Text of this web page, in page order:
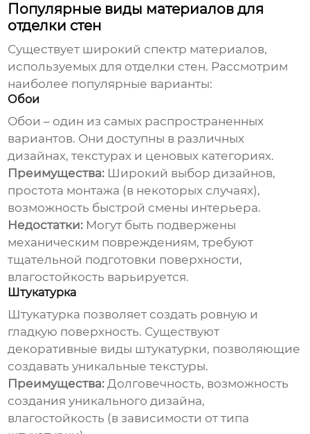
Популярные виды материалов для
отделки стен
Существует широкий спектр материалов,
используемых для отделки стен. Рассмотрим
наиболее популярные варианты:
Обои
Обои – один из самых распространенных
вариантов. Они доступны в различных
дизайнах, текстурах и ценовых категориях.
Преимущества: Широкий выбор дизайнов,
простота монтажа (в некоторых случаях),
возможность быстрой смены интерьера.
Недостатки: Могут быть подвержены
механическим повреждениям, требуют
тщательной подготовки поверхности,
влагостойкость варьируется.
Штукатурка
Штукатурка позволяет создать ровную и
гладкую поверхность. Существуют
декоративные виды штукатурки, позволяющие
создавать уникальные текстуры.
Преимущества: Долговечность, возможность
создания уникального дизайна,
влагостойкость (в зависимости от типа